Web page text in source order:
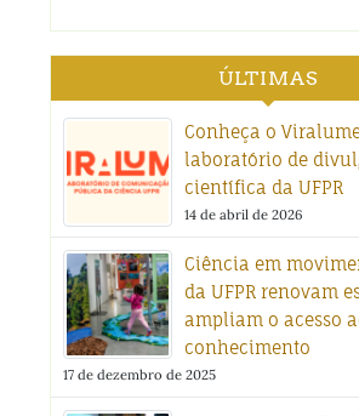
ÚLTIMAS
Conheça o
laboratório de
científica da UFPR
14 de abril de 2026
Ciência em
da UFPR renovam
ampliam o acesso
conhecimento
17 de dezembro de 2025